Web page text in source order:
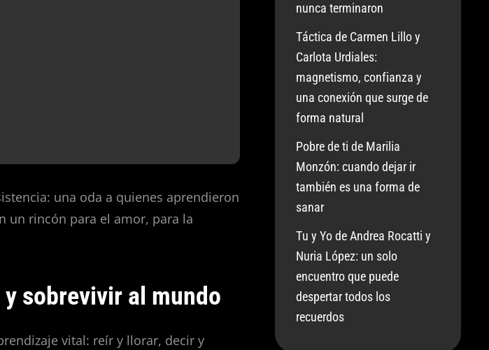
una oda a quienes aprendieron
un rincón para el amor, para la
sobrevivir al mundo
vital: reír y llorar, decir y
nunca terminaron
Táctica de Carmen Lillo y
Carlota Urdiales:
magnetismo, confianza y
una conexión que surge de
forma natural
Pobre de ti de Marilia
Monzón: cuando dejar ir
también es una forma de
sanar
Tu y Yo de Andrea Rocatti y
Nuria López: un solo
encuentro que puede
despertar todos los
recuerdos